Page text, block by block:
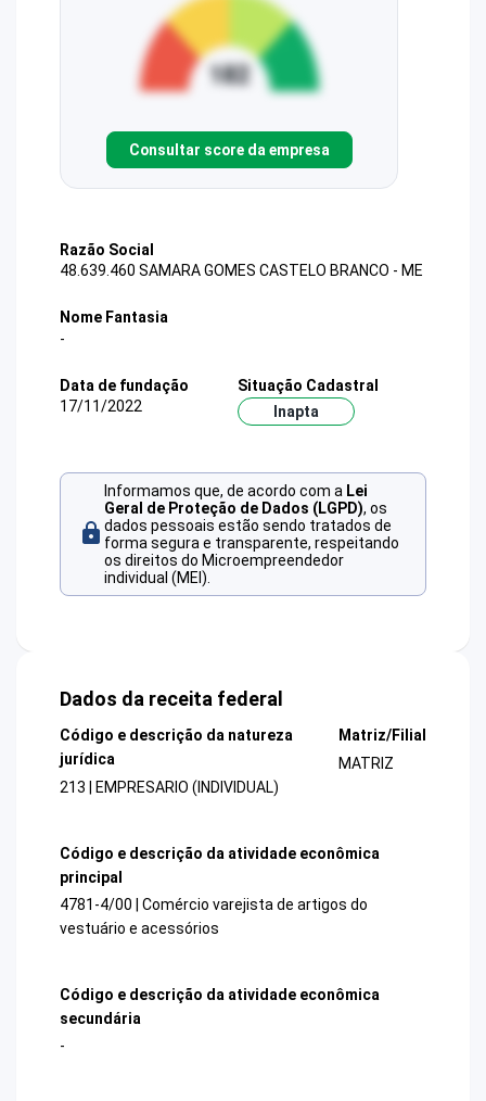
Consultar score da empresa
Razão Social
48.639.460 SAMARA GOMES CASTELO BRANCO - ME
Nome Fantasia
-
Data de fundação
17/11/2022
Situação Cadastral
Inapta
Informamos que, de acordo com a Lei
Geral de Proteção de Dados (LGPD), os
dados pessoais estão sendo tratados de
forma segura e transparente, respeitando
os direitos do Microempreendedor
individual (MEI).
Dados da receita federal
Código e descrição da natureza
jurídica
213 | EMPRESARIO (INDIVIDUAL)
Matriz/Filial
MATRIZ
Código e descrição da atividade econômica
principal
4781-4/00 | Comércio varejista de artigos do
vestuário e acessórios
Código e descrição da atividade econômica
secundária
-